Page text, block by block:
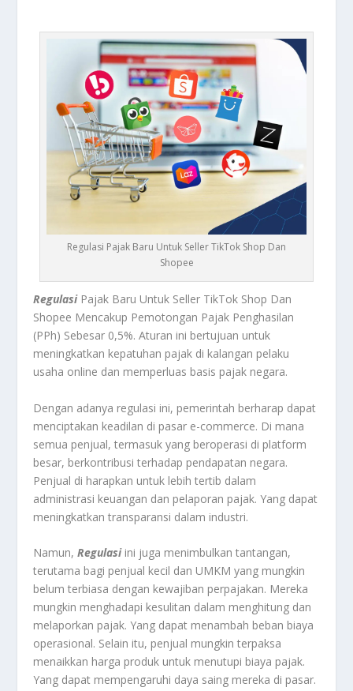
Regulasi Pajak Baru Untuk Seller TikTok Shop Dan
Shopee
RegulasiPajak Baru Untuk Seller TikTok Shop Dan
Shopee Mencakup Pemotongan Pajak Penghasilan
(PPh) Sebesar 0,5%. Aturan ini bertujuan untuk
meningkatkan kepatuhan pajak di kalangan pelaku
usaha online dan memperluas basis pajak negara.
Dengan adanya regulasi ini, pemerintah berharap dapat
menciptakan keadilan di pasar e-commerce. Di mana
semua penjual, termasuk yang beroperasi di platform
besar, berkontribusi terhadap pendapatan negara.
Penjual di harapkan untuk lebih tertib dalam
administrasi keuangan dan pelaporan pajak. Yang dapat
meningkatkan transparansi dalam industri.
Namun,Regulasiini juga menimbulkan tantangan,
terutama bagi penjual kecil dan UMKM yang mungkin
belum terbiasa dengan kewajiban perpajakan. Mereka
mungkin menghadapi kesulitan dalam menghitung dan
melaporkan pajak. Yang dapat menambah beban biaya
operasional. Selain itu, penjual mungkin terpaksa
menaikkan harga produk untuk menutupi biaya pajak.
Yang dapat mempengaruhi daya saing mereka di pasar.